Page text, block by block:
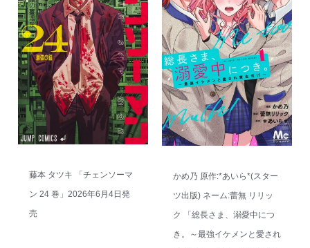
藤本 タツキ 「チェンソーマ
ン 24 巻」2026年6月4日発
売
かめ乃 原作:*あいら*(スター
ツ出版) ネーム:蕾無 リリッ
ク 「総長さま、溺愛中につ
き。～最強イケメンと愛され